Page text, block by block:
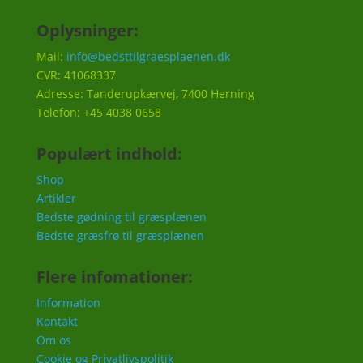
Oplysninger:
Mail: info@bedsttilgraesplaenen.dk
CVR: 41068337
Adresse: Tanderupkærvej, 7400 Herning
Telefon: +45 4038 0658
Populært indhold:
Shop
Artikler
Bedste gødning til græsplænen
Bedste græsfrø til græsplænen
Flere infomationer:
Information
Kontakt
Om os
Cookie og Privatlivspolitik